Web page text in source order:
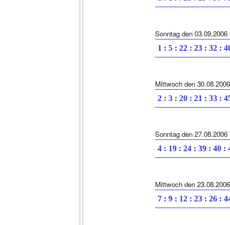
Sonntag den 03.09.2006
1 : 5 : 22 : 23 : 32 :
Mittwoch den 30.08.2006
2 : 3 : 20 : 21 : 33 :
Sonntag den 27.08.2006
4 : 19 : 24 : 39 : 40 :
Mittwoch den 23.08.2006
7 : 9 : 12 : 23 : 26 :